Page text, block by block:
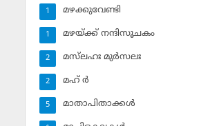
മഴക്കുവേണ്ടി
1
മഴയ്ക്ക് നന്ദിസൂചകം
1
മസ്‌ലഹഃ മുര്‍സലഃ
2
മഹ് ര്‍
2
മാതാപിതാക്കള്‍
5